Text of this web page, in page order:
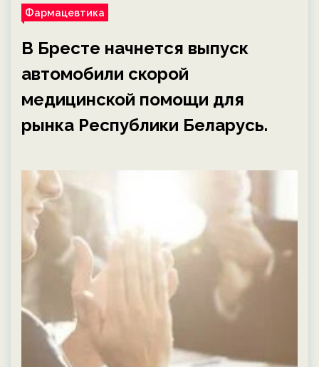
Фармацевтика
В Бресте начнется выпуск
автомобили скорой
медицинской помощи для
рынка Республики Беларусь.